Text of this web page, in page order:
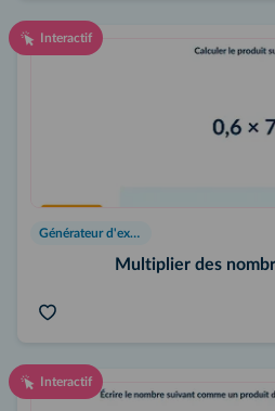
Interactif
Générateur d'exercices
Multiplier des
Interactif